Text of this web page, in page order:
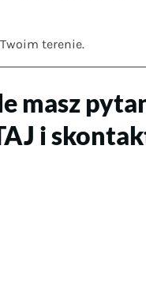
terenie.
masz
i